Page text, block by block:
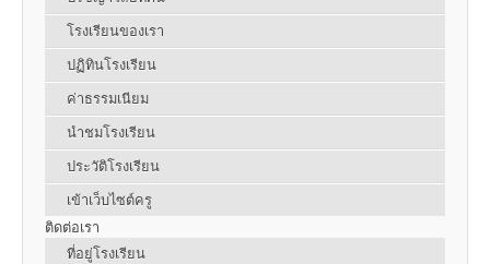
โรงเรียนของเรา
ปฏิทินโรงเรียน
ค่าธรรมเนียม
นำชมโรงเรียน
ประวัติโรงเรียน
เข้าเว็บไซต์ครู
ติดต่อเรา
ที่อยู่โรงเรียน